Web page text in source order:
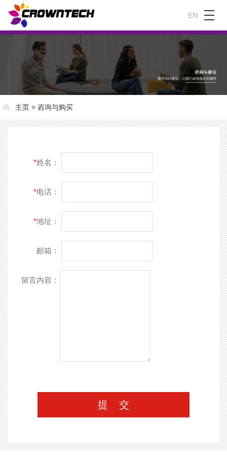
EN
主页 > 咨询与购买
*姓名：
*电话：
*地址：
邮箱：
留言内容：